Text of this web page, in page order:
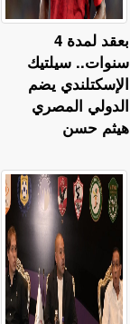
بعقد لمدة 4
سنوات.. سيلتيك
الإسكتلندي يضم
الدولي المصري
هيثم حسن